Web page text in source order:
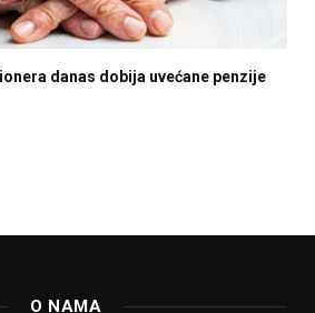
danas dobija uvećane penzije
O NAMA